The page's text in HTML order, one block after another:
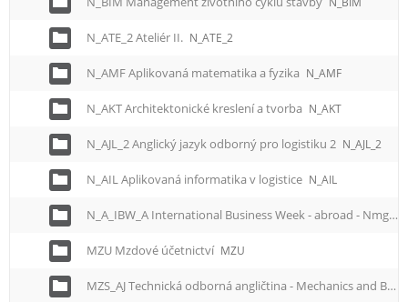
N_ATE_2 Ateliér II. N_ATE_2
N_AMF Aplikovaná matematika a fyzika N_AMF
N_AKT Architektonické kreslení a tvorba N_AKT
N_AJL_2 Anglický jazyk odborný pro logistiku 2 N_AJL_2
N_AIL Aplikovaná informatika v logistice N_AIL
N_A_IBW_A International Business Week - abroad - Nmgr.
MZU Mzdové účetnictví MZU
MZS_AJ Technická odborná angličtina - Mechanics and Building Foundation